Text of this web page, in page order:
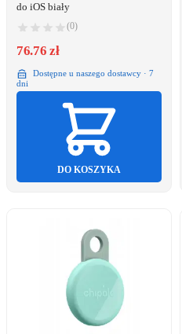
do iOS biały
(0)
76.76 zł
Dostępne u naszego dostawcy · 7
dni
DO KOSZYKA